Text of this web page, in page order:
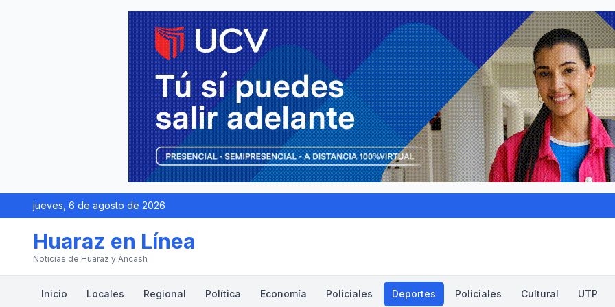
jueves, 6 de agosto de 2026
Huaraz en Línea
Noticias de Huaraz y Áncash
Inicio Locales Regional Política Economía Policiales Deportes Policiales Cultural UTP